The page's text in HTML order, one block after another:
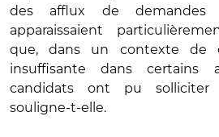
des afflux de demandes
apparaissaient
que, dans un contexte de
insuffisante dans certains
candidats ont pu solliciter
souligne-t-elle.